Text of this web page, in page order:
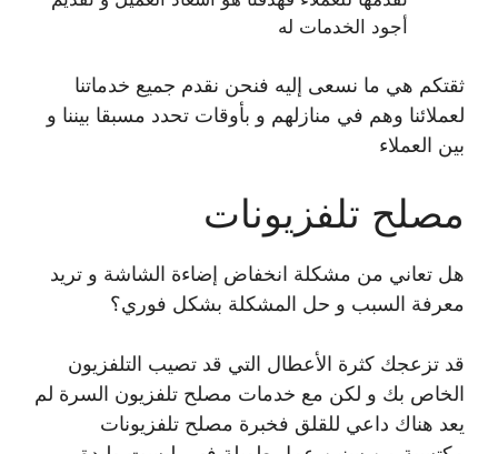
أجود الخدمات له
ثقتكم هي ما نسعى إليه فنحن نقدم جميع خدماتنا
لعملائنا وهم في منازلهم و بأوقات تحدد مسبقا بيننا و
بين العملاء
مصلح تلفزيونات
هل تعاني من مشكلة انخفاض إضاءة الشاشة و تريد
معرفة السبب و حل المشكلة بشكل فوري؟
قد تزعجك كثرة الأعطال التي قد تصيب التلفزيون
الخاص بك و لكن مع خدمات مصلح تلفزيون السرة لم
يعد هناك داعي للقلق فخبرة مصلح تلفزيونات